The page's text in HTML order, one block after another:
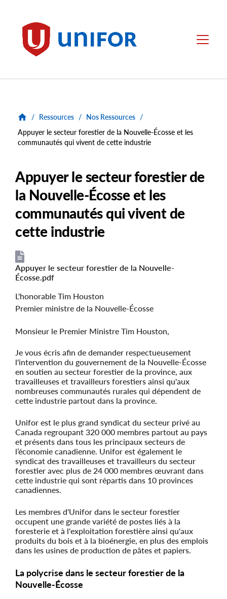
Unifor Menu
/ Ressources / Nos Ressources /
Appuyer le secteur forestier de la Nouvelle-Écosse et les
communautés qui vivent de cette industrie
Appuyer le secteur forestier de
la Nouvelle-Écosse et les
communautés qui vivent de
cette industrie
File
File
Appuyer le secteur forestier de la Nouvelle-
Écosse.pdf
L'honorable Tim Houston
Premier ministre de la Nouvelle-Écosse
Monsieur le Premier Ministre Tim Houston,
Je vous écris afin de demander respectueusement
l'intervention du gouvernement de la Nouvelle-Écosse
en soutien au secteur forestier de la province, aux
travailleuses et travailleurs forestiers ainsi qu'aux
nombreuses communautés rurales qui dépendent de
cette industrie partout dans la province.
Unifor est le plus grand syndicat du secteur privé au
Canada regroupant 320 000 membres partout au pays
et présents dans tous les principaux secteurs de
l’économie canadienne. Unifor est également le
syndicat des travailleuses et travailleurs du secteur
forestier avec plus de 24 000 membres œuvrant dans
cette industrie qui sont répartis dans 10 provinces
canadiennes.
Les membres d'Unifor dans le secteur forestier
occupent une grande variété de postes liés à la
foresterie et à l'exploitation forestière ainsi qu'aux
produits du bois et à la bioénergie, en plus des emplois
dans les usines de production de pâtes et papiers.
La polycrise dans le secteur forestier de la
Nouvelle-Écosse